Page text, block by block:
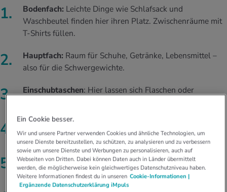
Bodenfach: Leichte Dinge wie Schlafsack und
Waschbeutel finden hier ihren Platz. Zwischenräume mit
T-Shirts füllen.
Hauptfach: Raum für Schuhe, Getränke, Lebensmittel –
also für die Schwergewichte.
Einschubtaschen: Hier lassen sich Flaschen oder
Deckelfach:Rein mit den Kleinteilen wie Erste-Hilfe-Set,
Schlüssel, Fotoapparat, Handy.
Kompressionsriemen:Sie ermöglichen, den Inhalt
kompakt zu halten und das Volumen zu minimieren.
Ein Cookie besser.
Wir und unsere Partner verwenden Cookies und ähnliche Technologien, um
unsere Dienste bereitzustellen, zu schützen, zu analysieren und zu verbessern
sowie um unsere Dienste und Werbungen zu personalisieren, auch auf
Webseiten von Dritten. Dabei können Daten auch in Länder übermittelt
werden, die möglicherweise kein gleichwertiges Datenschutzniveau haben.
Weitere Informationen findest du in unseren Cookie-Informationen |
Ergänzende Datenschutzerklärung iMpuls